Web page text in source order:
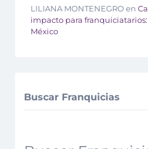
LILIANA MONTENEGROen
impacto para
México
Buscar Franquicias